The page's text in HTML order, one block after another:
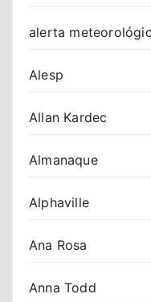
alerta
Alesp
Allan Kardec
Almanaque
Alphaville
Ana Rosa
Anna Todd